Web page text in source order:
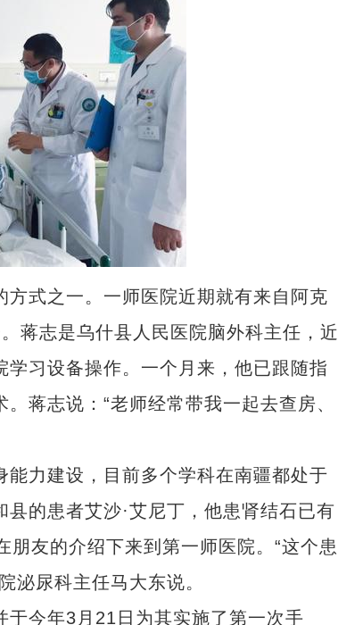
式之一。一师医院近期就有来自阿克
蒋志是乌什县人民医院脑外科主任，近
习设备操作。一个月来，他已跟随指
蒋志说：“老师经常带我一起去查房、
力建设，目前多个学科在南疆都处于
的患者艾沙·艾尼丁，他患肾结石已有
友的介绍下来到第一师医院。“这个患
泌尿科主任马大东说。
今年3月21日为其实施了第一次手